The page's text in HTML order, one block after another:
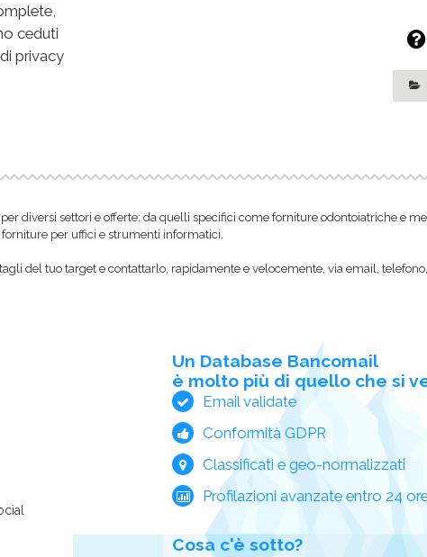
ceduti
privacy
diversi settori e offerte: da quelli specifici come forniture odontoiatriche e
per uffici e strumenti informatici.
del tuo target e contattarlo, rapidamente e velocemente, via email, telefono,
Un Database Bancomail
è molto più di quello che si
Email validate
Conformità GDPR
Classificati e geo-normalizzati
Profilazioni avanzate entro 24
Cosa c'è sotto?